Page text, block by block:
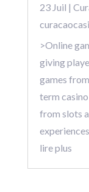
23 Juil |
>Online
giving
games
term
from slots
lire plus